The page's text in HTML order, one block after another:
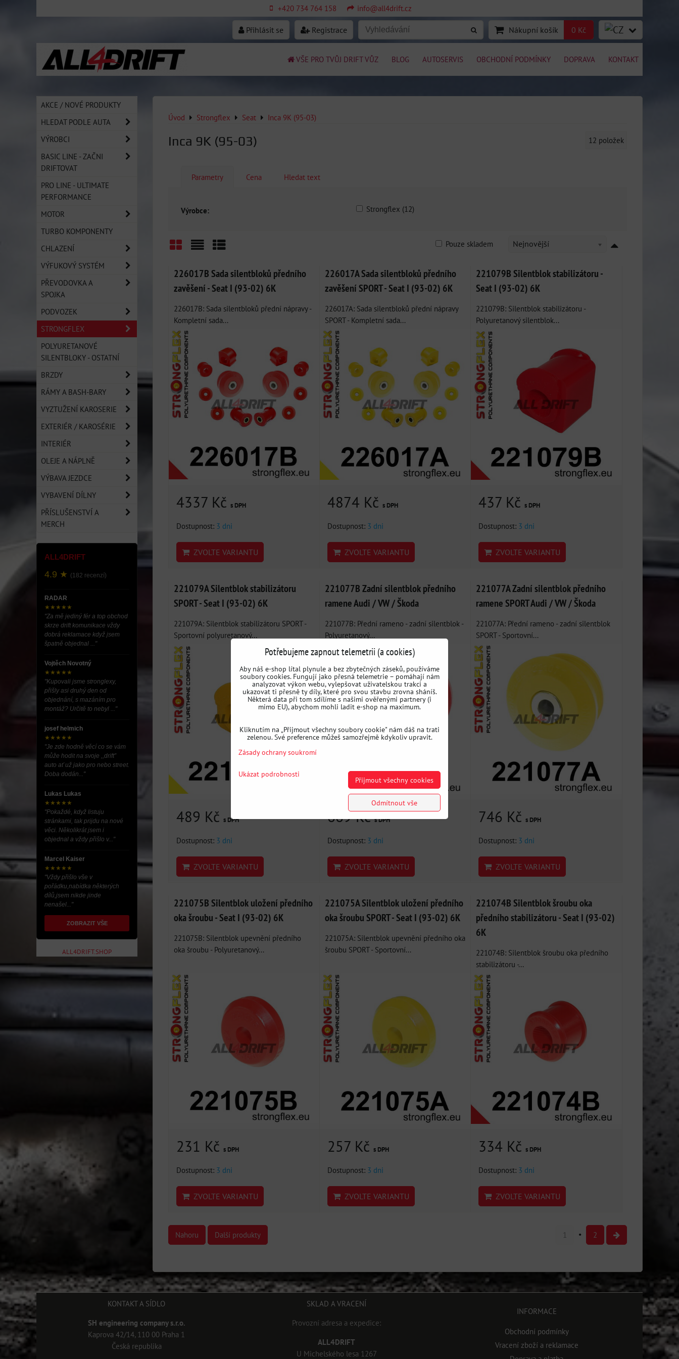
+420 734 764 158 info@all4drift.cz
Přihlásit se Registrace Nákupní košík 0 Kč
VŠE PRO TVŮJ DRIFT VŮZ BLOG AUTOSERVIS OBCHODNÍ PODMÍNKY DOPRAVA KONTAKT
Úvod Strongflex Seat Inca 9K (95-03)
Inca 9K (95-03) 12 položek
Parametry Cena Hledat text
Výrobce: Strongflex (12)
Nejnovější
Pouze skladem
226017B Sada silentbloků předního
zavěšení - Seat I (93-02) 6K
226017B: Sada silentbloků přední nápravy -
Kompletní sada...
4337 Kč s DPH
Dostupnost: 3 dni
ZVOLTE VARIANTU
226017A Sada silentbloků předního
zavěšení SPORT - Seat I (93-02) 6K
226017A: Sada silentbloků přední nápravy
SPORT - Kompletní sada...
4874 Kč s DPH
Dostupnost: 3 dni
ZVOLTE VARIANTU
221079B Silentblok stabilizátoru -
Seat I (93-02) 6K
221079B: Silentblok stabilizátoru -
Polyuretanový silentblok...
437 Kčs DPH
Dostupnost: 3 dni
ZVOLTE VARIANTU
221079A Silentblok stabilizátoru
SPORT - Seat I (93-02) 6K
221079A: Silentblok stabilizátoru SPORT -
Sportovní polyuretanový...
489 Kč s DPH
Dostupnost: 3 dni
ZVOLTE VARIANTU
221077B Zadní silentblok předního
ramene Audi / VW / Škoda
221077B: Přední rameno - zadní silentblok -
Polyuretanový...
669 Kčs DPH
Dostupnost: 3 dni
ZVOLTE VARIANTU
221077A Zadní silentblok předního
ramene SPORT Audi / VW / Škoda
221077A: Přední rameno - zadní silentblok
SPORT - Sportovní...
746 Kčs DPH
Dostupnost: 3 dni
ZVOLTE VARIANTU
221075B Silentblok uložení předního
oka šroubu - Seat I (93-02) 6K
221075B: Silentblok upevnění předního
oka šroubu - Polyuretanový...
231 Kč s DPH
Dostupnost: 3 dni
ZVOLTE VARIANTU
221075A Silentblok uložení předního
oka šroubu SPORT - Seat I (93-02) 6K
221075A: Silentblok upevnění předního oka
šroubu SPORT - Sportovní...
257 Kč s DPH
Dostupnost: 3 dni
ZVOLTE VARIANTU
221074B Silentblok šroubu oka
předního stabilizátoru - Seat I (93-02)
6K
221074B: Silentblok šroubu oka předního
stabilizátoru -...
334 Kčs DPH
Dostupnost: 3 dni
ZVOLTE VARIANTU
Nahoru Další produkty 1 2
AKCE / NOVÉ PRODUKTY
HLEDAT PODLE AUTA
VÝROBCI
BASIC LINE - ZAČNI
DRIFTOVAT
PRO LINE - ULTIMATE
PERFORMANCE
MOTOR
TURBO KOMPONENTY
CHLAZENÍ
VÝFUKOVÝ SYSTÉM
PŘEVODOVKA A
SPOJKA
PODVOZEK
STRONGFLEX
POLYURETANOVÉ
SILENTBLOKY - OSTATNÍ
BRZDY
RÁMY A BASH-BARY
VYZTUŽENÍ KAROSERIE
EXTERIÉR / KAROSÉRIE
INTERIÉR
OLEJE A NÁPLNĚ
VÝBAVA JEZDCE
VYBAVENÍ DÍLNY
PŘÍSLUŠENSTVÍ A
MERCH
ALL4DRIFT
4.9 ★ (182 recenzí)
RADAR
★★★★★
"Za mě jediný fér a top obchod
skrze drift komunikace vždy
dobrá reklamace když jsem
špatně objednal ..."
Vojtěch Novotný
★★★★★
"Kupovali jsme stronglexy,
přišly asi druhý den od
objednání, s mazáním pro
montáž? Určitě to nebyl ..."
josef helmich
★★★★★
"Je zde hodně věcí co se vám
může hodit na svoje ,,drift”
auto ať už jako pro nebo street.
Doba dodán..."
Lukas Lukas
★★★★★
"Pokaždé, když listuju
stránkami, tak prijdu na nové
věci. Několikrát jsem i
objednal a vždy přišlo v..."
Marcel Kaiser
★★★★★
"Vždy přišlo vše v
pořádku,nabídka některých
dílů,jsem nikde jinde
nenašel..."
ZOBRAZIT VŠE
ALL4DRIFT.SHOP
KONTAKT A SÍDLO
SH engineering company s.r.o.
Kaprova 42/14, 110 00 Praha 1
Česká republika
SKLAD A VRACENÍ
Provozní adresa a expedice:
ALL4DRIFT
U Michelského lesa 1267
INFORMACE
Obchodní podmínky
Vracení zboží a reklamace
Potřebujeme zapnout telemetrii (a cookies)
Aby náš e-shop lítal plynule a bez zbytečných záseků, používáme
soubory cookies. Fungují jako přesná telemetrie – pomáhají nám
analyzovat výkon webu, vylepšovat uživatelskou trakci a
ukazovat ti přesně ty díly, které pro svou stavbu zrovna sháníš.
Některá data při tom sdílíme s našimi ověřenými partnery (i
mimo EU), abychom mohli ladit e-shop na maximum.
Kliknutím na „Přijmout všechny soubory cookie" nám dáš na trati
zelenou. Své preference můžeš samozřejmě kdykoliv upravit.
Zásady ochrany soukromí
Ukázat podrobnosti
Přijmout všechny cookies
Odmítnout vše